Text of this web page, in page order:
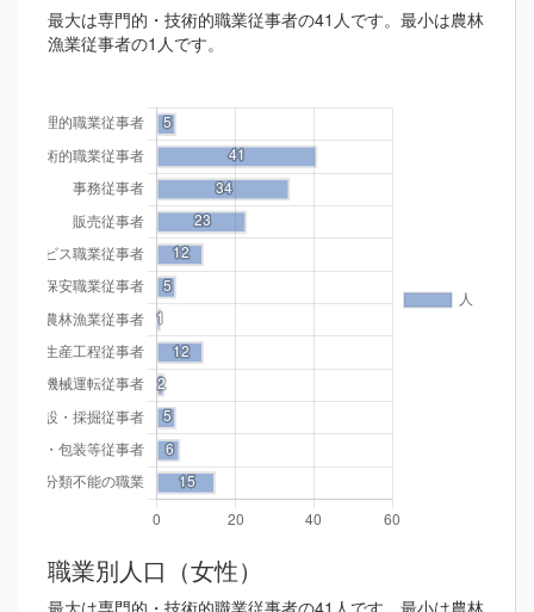
最大は専門的・技術的職業従事者の41人です。最小は農林
漁業従事者の1人です。
職業別人口（女性）
最大は専門的・技術的職業従事者の41人です。最小は農林